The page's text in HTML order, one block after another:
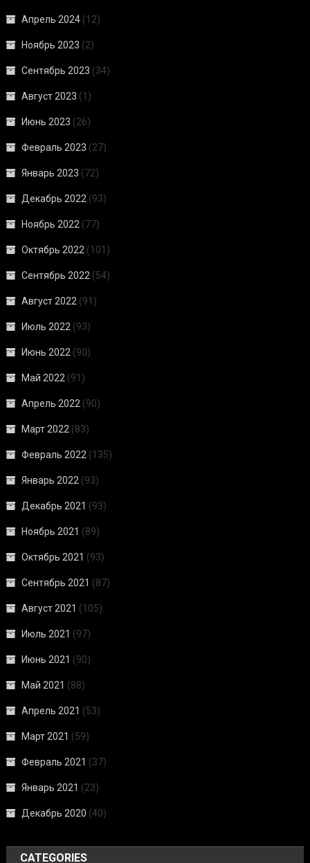
Апрель 2024 (12)
Ноябрь 2023 (2)
Сентябрь 2023 (34)
Август 2023 (1)
Июнь 2023 (26)
Февраль 2023 (27)
Январь 2023 (72)
Декабрь 2022 (93)
Ноябрь 2022 (77)
Октябрь 2022 (101)
Сентябрь 2022 (54)
Август 2022 (91)
Июль 2022 (93)
Июнь 2022 (90)
Май 2022 (91)
Апрель 2022 (90)
Март 2022 (83)
Февраль 2022 (135)
Январь 2022 (93)
Декабрь 2021 (93)
Ноябрь 2021 (89)
Октябрь 2021 (93)
Сентябрь 2021 (87)
Август 2021 (105)
Июль 2021 (97)
Июнь 2021 (90)
Май 2021 (88)
Апрель 2021 (53)
Март 2021 (59)
Февраль 2021 (37)
Январь 2021 (23)
Декабрь 2020 (40)
CATEGORIES